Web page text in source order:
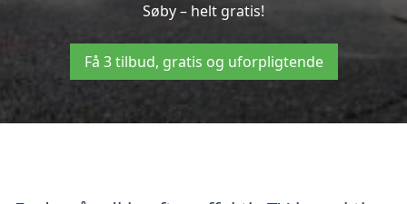
Søby – helt gratis!
Få 3 tilbud, gratis og uforpligtende